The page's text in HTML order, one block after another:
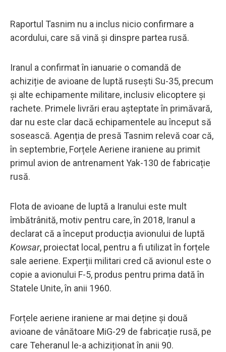
Raportul Tasnim nu a inclus nicio confirmare a
acordului, care să vină și dinspre partea rusă.
Iranul a confirmat în ianuarie o comandă de
achiziție de avioane de luptă rusești Su-35, precum
și alte echipamente militare, inclusiv elicoptere și
rachete. Primele livrări erau așteptate în primăvară,
dar nu este clar dacă echipamentele au început să
sosească. Agenția de presă Tasnim relevă coar că,
în septembrie, Forțele Aeriene iraniene au primit
primul avion de antrenament Yak-130 de fabricație
rusă.
Flota de avioane de luptă a Iranului este mult
îmbătrânită, motiv pentru care, în 2018, Iranul a
declarat că a început producția avionului de luptă
Kowsar, proiectat local, pentru a fi utilizat în forțele
sale aeriene. Experții militari cred că avionul este o
copie a avionului F-5, produs pentru prima dată în
Statele Unite, în anii 1960.
Forțele aeriene iraniene ar mai deține și două
avioane de vânătoare MiG-29 de fabricație rusă, pe
care Teheranul le-a achiziționat în anii 90.